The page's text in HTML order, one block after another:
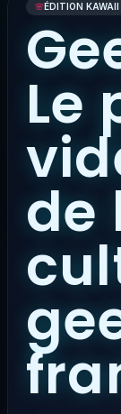
🌸ÉDITION KAWAII
Le
de